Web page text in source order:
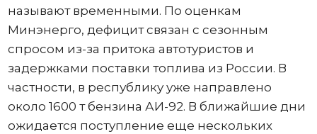
называют временными. По оценкам
Минэнерго, дефицит связан с сезонным
спросом из-за притока автотуристов и
задержками поставки топлива из России. В
частности, в республику уже направлено
около 1600 т бензина АИ-92. В ближайшие дни
ожидается поступление еще нескольких